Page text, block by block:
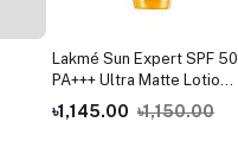
Lakmé Sun Expert SPF 50
PA+++ Ultra Matte Lotion
100ml
৳1,145.00 ৳1,150.00